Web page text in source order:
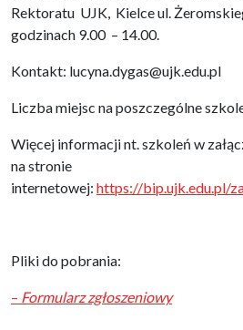
Rektoratu UJK, Kielce ul.
godzinach 9.00 – 14.00.
Kontakt: lucyna.dygas@ujk.edu.pl
Liczba miejsc na poszczególne
Więcej informacji nt. szkoleń w
na stronie
internetowej: https://bip.ujk.edu.pl/
Pliki do pobrania:
– Formularz zgłoszeniowy